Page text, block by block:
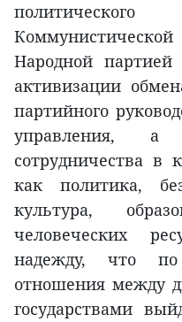
Народной партией
активизации
партийного
управления, а
сотрудничества в
как политика,
культура,
человеческих
надежду, что
отношения между
государствами